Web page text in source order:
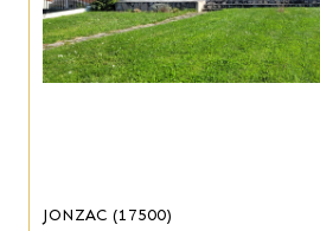
JONZAC (17500)